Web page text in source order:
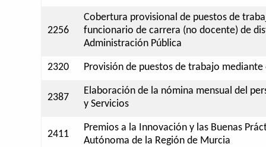
2256
Cobertura provisional de puestos de
funcionario de carrera (no docente) de
Administración Pública
2320 Provisión de puestos de trabajo
2387
Elaboración de la nómina mensual del
y Servicios
2411
Premios a la Innovación y las Buenas
Autónoma de la Región de Murcia